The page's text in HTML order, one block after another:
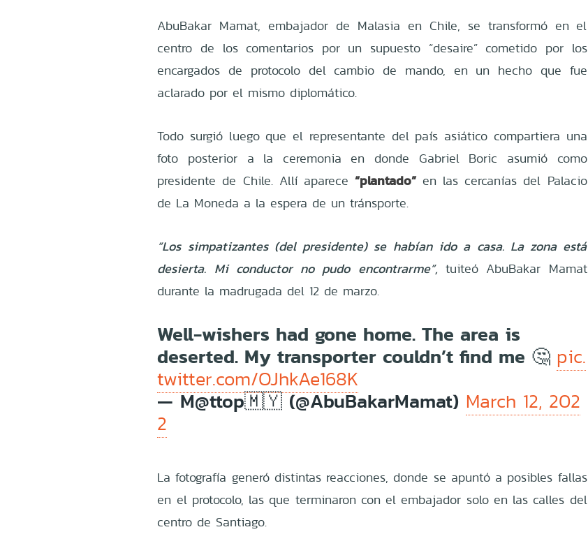
AbuBakar Mamat, embajador de Malasia en Chile, se transformó en el
centro de los comentarios por un supuesto “desaire” cometido por los
encargados de protocolo del cambio de mando, en un hecho que fue
aclarado por el mismo diplomático.
Todo surgió luego que el representante del país asiático compartiera una
foto posterior a la ceremonia en donde Gabriel Boric asumió como
presidente de Chile. Allí aparece “plantado”en las cercanías del Palacio
de La Moneda a la espera de un tránsporte.
“Los simpatizantes (del presidente) se habían ido a casa. La zona está
desierta. Mi conductor no pudo encontrarme”, tuiteó AbuBakar Mamat
durante la madrugada del 12 de marzo.
Well-wishers had gone home. The area is
deserted. My transporter couldn’t find me 🤔 pic.
twitter.com/OJhkAe168K
— M@ttop🇲🇾 (@AbuBakarMamat) March 12, 202
2
La fotografía generó distintas reacciones, donde se apuntó a posibles fallas
en el protocolo, las que terminaron con el embajador solo en las calles del
centro de Santiago.